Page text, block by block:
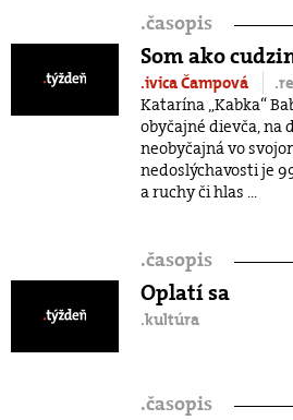
.časopis
Som ako
.ivica Čampová
Katarína „Kabka“
obyčajné dievča, na
neobyčajná vo
nedoslýchavosti je
a ruchy či hlas ...
.časopis
Oplatí sa
.kultúra
.časopis